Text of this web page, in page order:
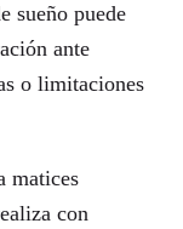
sueño puede
ante
o limitaciones
matices
con